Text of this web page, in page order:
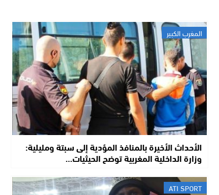
المغرب الكبير
الأحداث الأخيرة بالمنافذ المؤدية إلى سبتة ومليلية:
وزارة الداخلية المغربية توضح الحيثيات…
ATI SPORT